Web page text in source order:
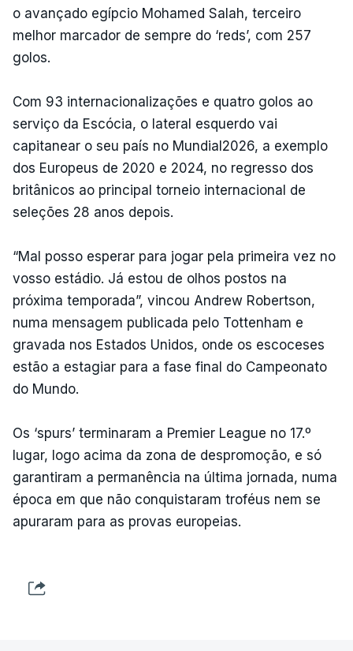
o avançado egípcio Mohamed Salah, terceiro
melhor marcador de sempre do ‘reds’, com 257
golos.
Com 93 internacionalizações e quatro golos ao
serviço da Escócia, o lateral esquerdo vai
capitanear o seu país no Mundial2026, a exemplo
dos Europeus de 2020 e 2024, no regresso dos
britânicos ao principal torneio internacional de
seleções 28 anos depois.
“Mal posso esperar para jogar pela primeira vez no
vosso estádio. Já estou de olhos postos na
próxima temporada”, vincou Andrew Robertson,
numa mensagem publicada pelo Tottenham e
gravada nos Estados Unidos, onde os escoceses
estão a estagiar para a fase final do Campeonato
do Mundo.
Os ‘spurs’ terminaram a Premier League no 17.º
lugar, logo acima da zona de despromoção, e só
garantiram a permanência na última jornada, numa
época em que não conquistaram troféus nem se
apuraram para as provas europeias.